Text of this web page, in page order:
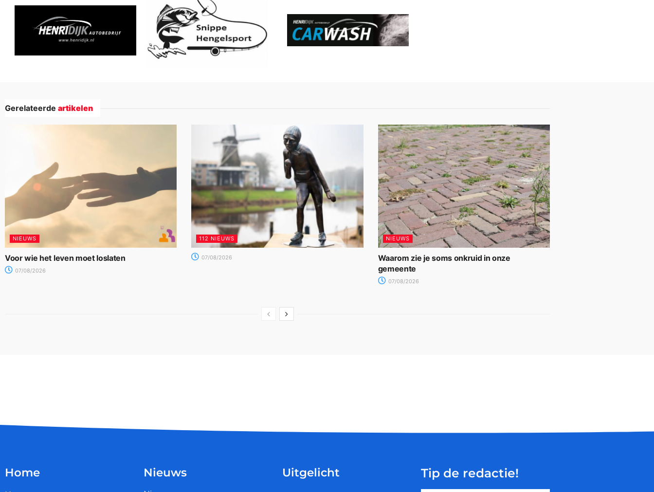
Gerelateerde artikelen
NIEUWS
Voor wie het leven moet loslaten
07/08/2026
112 NIEUWS
07/08/2026
NIEUWS
Waarom zie je soms onkruid in onze
gemeente
07/08/2026
Home Nieuws Uitgelicht Tip de redactie!